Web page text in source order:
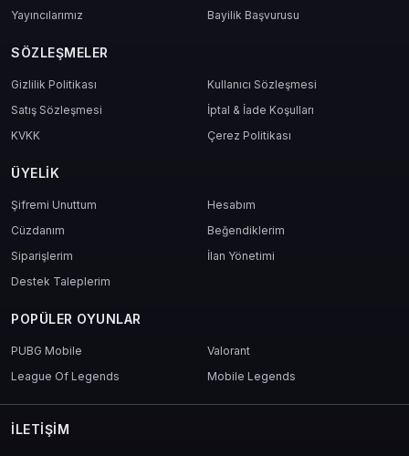
Yayıncılarımız
Bayilik Başvurusu
SÖZLEŞMELER
Gizlilik Politikası
Kullanıcı Sözleşmesi
Satış Sözleşmesi
İptal & İade Koşulları
KVKK
Çerez Politikası
ÜYELIK
Şifremi Unuttum
Hesabım
Cüzdanım
Beğendiklerim
Siparişlerim
İlan Yönetimi
Destek Taleplerim
POPÜLER OYUNLAR
PUBG Mobile
Valorant
League Of Legends
Mobile Legends
İLETIŞIM